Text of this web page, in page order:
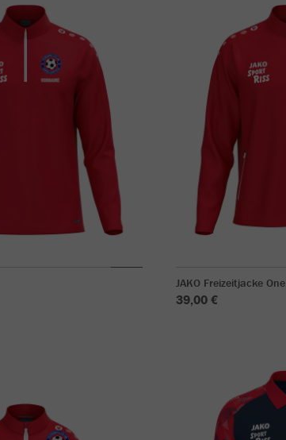
JAKO Freizeitjacke One
39,00 €